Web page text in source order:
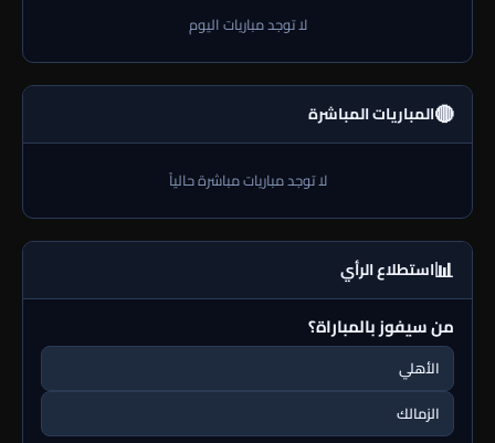
لا توجد مباريات اليوم
🔴المباريات المباشرة
لا توجد مباريات مباشرة حالياً
📊استطلاع الرأي
من سيفوز بالمباراة؟
الأهلي
الزمالك